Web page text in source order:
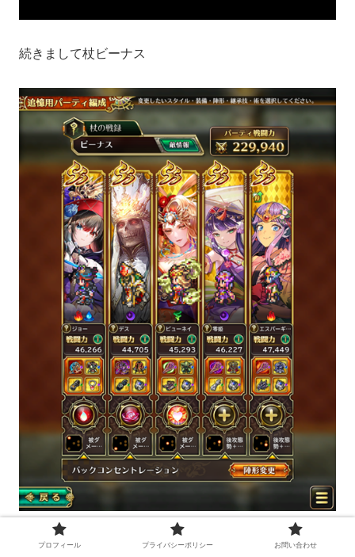
続きまして杖ビーナス
ディレイで攻撃を遅らせても瞬殺されてましたがパギャ
プロフィール プライバシーポリシー お問い合わせ